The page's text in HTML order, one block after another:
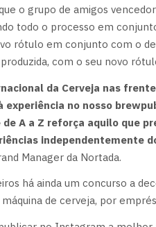
o grupo de amigos
todo o processo em
rótulo em conjunto com o
com o seu novo
da Cerveja nas
experiência no nosso
de A a Z reforça aquilo que
independentemente
Manager da Nortada.
há ainda um concurso a
de cerveja, por